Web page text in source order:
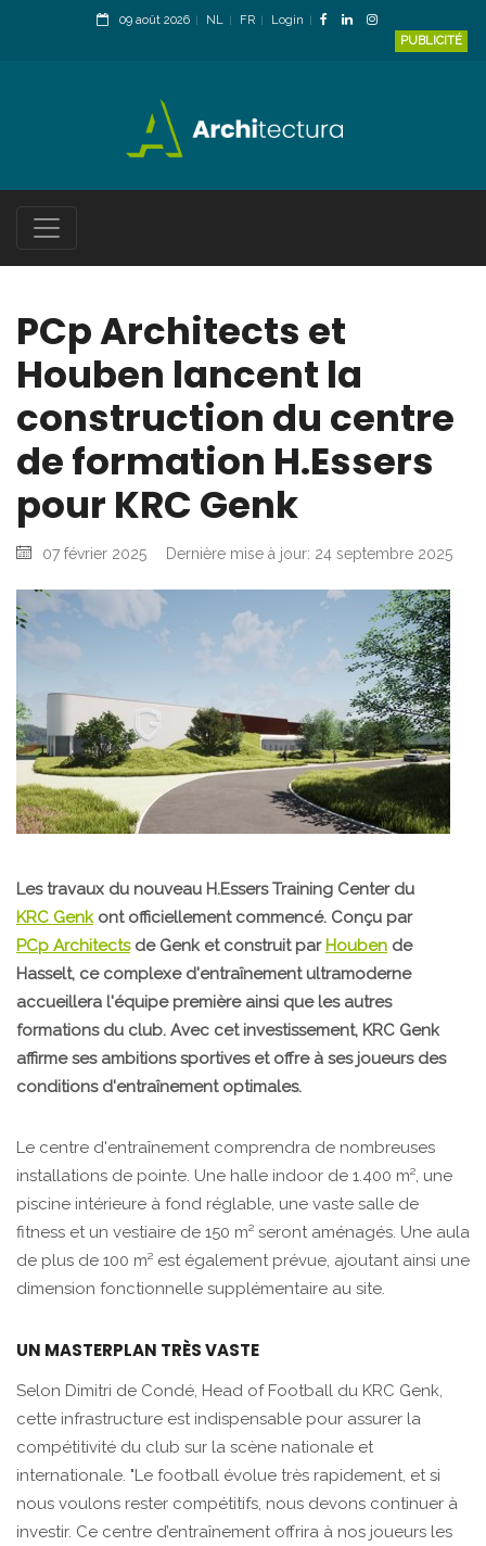
09 août 2026 NL FR
Login
PUBLICITÉ
PCp Architects et
Houben lancent la
construction du centre
de formation H.Essers
pour KRC Genk
07 février 2025 Dernière mise à jour: 24 septembre 2025
Les travaux du nouveau H.Essers Training Center du
KRC Genkont officiellement commencé. Conçu par
PCp Architectsde Genk et construit par Houben de
Hasselt, ce complexe d'entraînement ultramoderne
accueillera l'équipe première ainsi que les autres
formations du club. Avec cet investissement, KRC Genk
affirme ses ambitions sportives et offre à ses joueurs des
conditions d'entraînement optimales.
Le centre d'entraînement comprendra de nombreuses
installations de pointe. Une halle indoor de 1.400 m², une
piscine intérieure à fond réglable, une vaste salle de
fitness et un vestiaire de 150 m² seront aménagés. Une aula
de plus de 100 m² est également prévue, ajoutant ainsi une
dimension fonctionnelle supplémentaire au site.
UN MASTERPLAN TRÈS VASTE
Selon Dimitri de Condé, Head of Football du KRC Genk,
cette infrastructure est indispensable pour assurer la
compétitivité du club sur la scène nationale et
internationale. "Le football évolue très rapidement, et si
nous voulons rester compétitifs, nous devons continuer à
investir. Ce centre d’entraînement offrira à nos joueurs les